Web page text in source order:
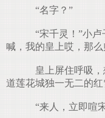
“名字？”
“宋千灵！”小卢
喊，我的皇上哎，那
皇上屏住呼吸，
道莲花城独一无二的
“来人，立即喧